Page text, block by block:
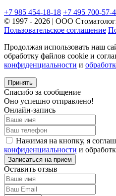
+7 985 454-18-18 +7 495 700-57-
© 1997 - 2026 | ООО
Пользовательское соглашение
Продолжая использовать наш
обработку файлов cookie и
конфиденциальности и
Принять
Спасибо за сообщение
Оно успешно отправлено!
Онлайн-запись
Нажимая на кнопку, я
конфиденциальности и
Оставить отзыв